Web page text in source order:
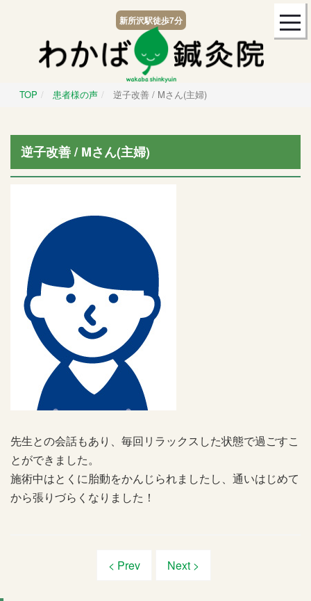
新所沢駅徒歩7分
TOP 患者様の声 逆子改善 / Mさん(主婦)
逆子改善 / Mさん(主婦)
先生との会話もあり、毎回リラックスした状態で過ごすこ
とができました。
施術中はとくに胎動をかんじられましたし、通いはじめて
から張りづらくなりました！
< Prev Next >